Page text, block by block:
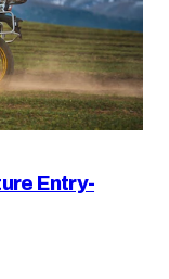
Entry-